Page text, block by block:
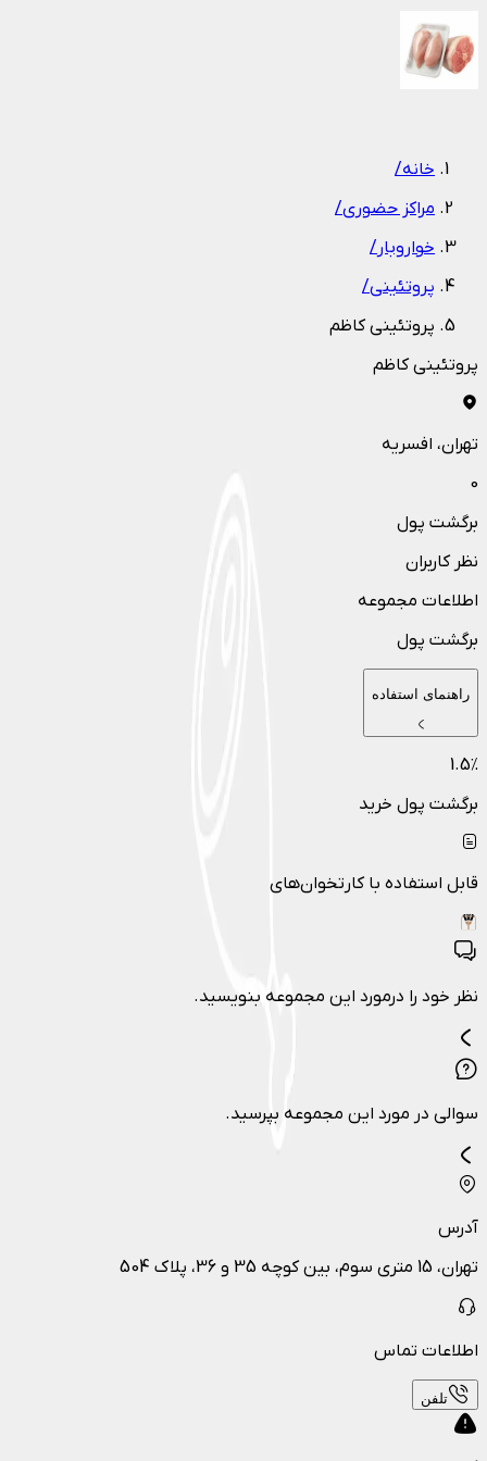
خانه/
مراکز حضوری/
خواروبار/
پروتئینی/
پروتئینی کاظم
پروتئینی کاظم
تهران، افسریه
0
برگشت پول
نظر کاربران
اطلاعات مجموعه
برگشت پول
راهنمای استفاده
1.5٪
برگشت پول خرید
قابل استفاده با کارتخوان‌های
نظر خود را درمورد این مجموعه بنویسید.
سوالی در مورد این مجموعه بپرسید.
آدرس
تهران، 15 متری سوم، بین کوچه 35 و 36، پلاک 504
اطلاعات تماس
تلفن